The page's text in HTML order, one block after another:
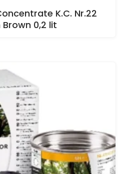
K.C. Nr.22
0,2 lit